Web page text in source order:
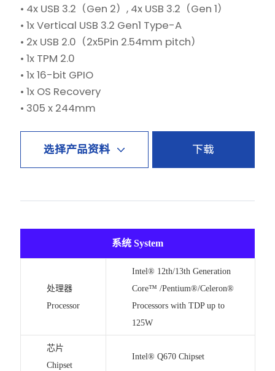
• 4x USB 3.2（Gen 2）, 4x USB 3.2（Gen 1）
• 1x Vertical USB 3.2 Gen1 Type-A
• 2x USB 2.0（2x5Pin 2.54mm pitch）
• 1x TPM 2.0
• 1x 16-bit GPIO
• 1x OS Recovery
• 305 x 244mm
选择产品资料 下载
系统 System
处理器
Processor
Intel® 12th/13th Generation
Core™ /Pentium®/Celeron®
Processors with TDP up to
125W
芯片
Chipset
Intel® Q670 Chipset